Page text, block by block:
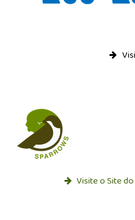
Visite o Site